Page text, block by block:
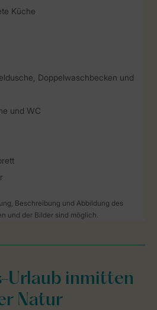
Küche
Doppelwaschbecken und
und WC
Beschreibung und Abbildung des
und der Bilder sind möglich.
Urlaub inmitten
Natur